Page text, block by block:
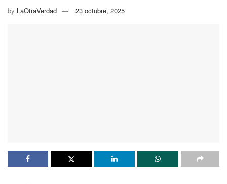
by LaOtraVerdad 23 octubre, 2025